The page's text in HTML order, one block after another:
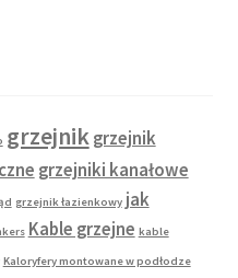
grzejnik grzejnik
grzejniki kanałowe
grzejnik łazienkowy jak
Kable grzejne kable
Kaloryfery montowane w podłodze